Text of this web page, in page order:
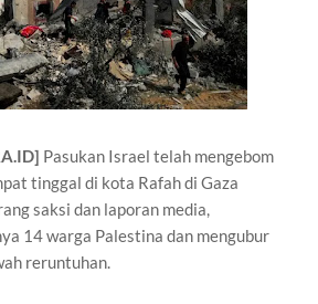
Pasukan Israel telah mengebom
tinggal di kota Rafah di Gaza
saksi dan laporan media,
14 warga Palestina dan mengubur
reruntuhan.